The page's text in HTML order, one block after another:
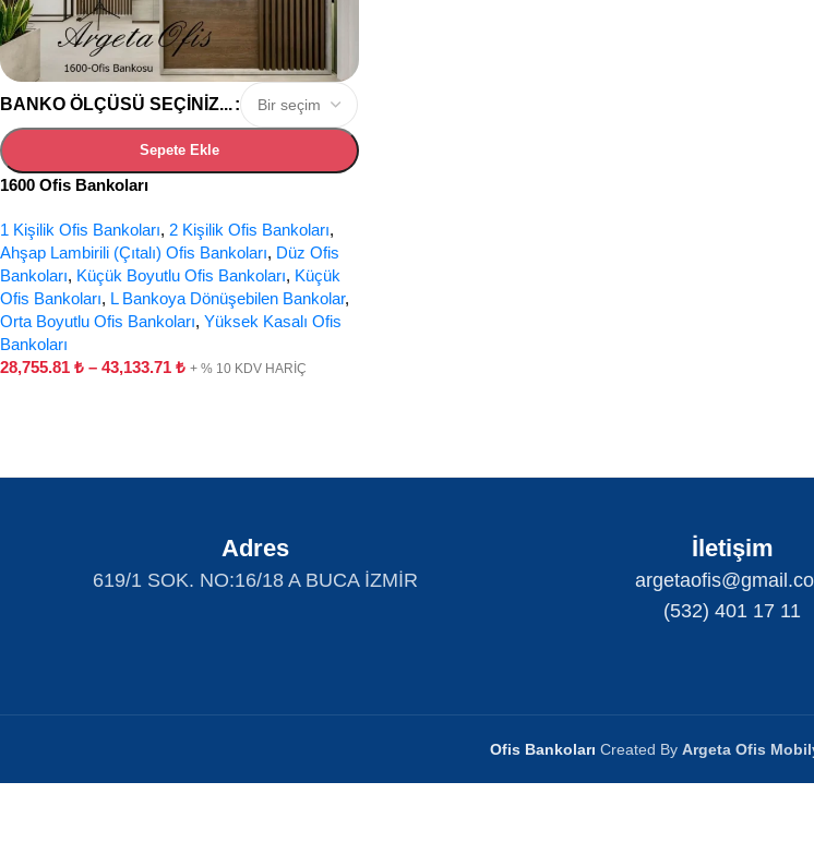
BANKO ÖLÇÜSÜ SEÇINIZ...
Sepete Ekle
1600 Ofis Bankoları
1 Kişilik Ofis Bankoları, 2 Kişilik Ofis Bankoları,
Ahşap Lambirili (Çıtalı) Ofis Bankoları, Düz Ofis
Bankoları, Küçük Boyutlu Ofis Bankoları, Küçük
Ofis Bankoları, L Bankoya Dönüşebilen Bankolar,
Orta Boyutlu Ofis Bankoları, Yüksek Kasalı Ofis
Bankoları
28,755.81 ₺ – 43,133.71 ₺ + % 10 KDV HARİÇ
Adres
619/1 SOK. NO:16/18 A BUCA İZMİR
İletişim
(532) 401 17 11
Ofis Bankoları Created ByArgeta Ofis